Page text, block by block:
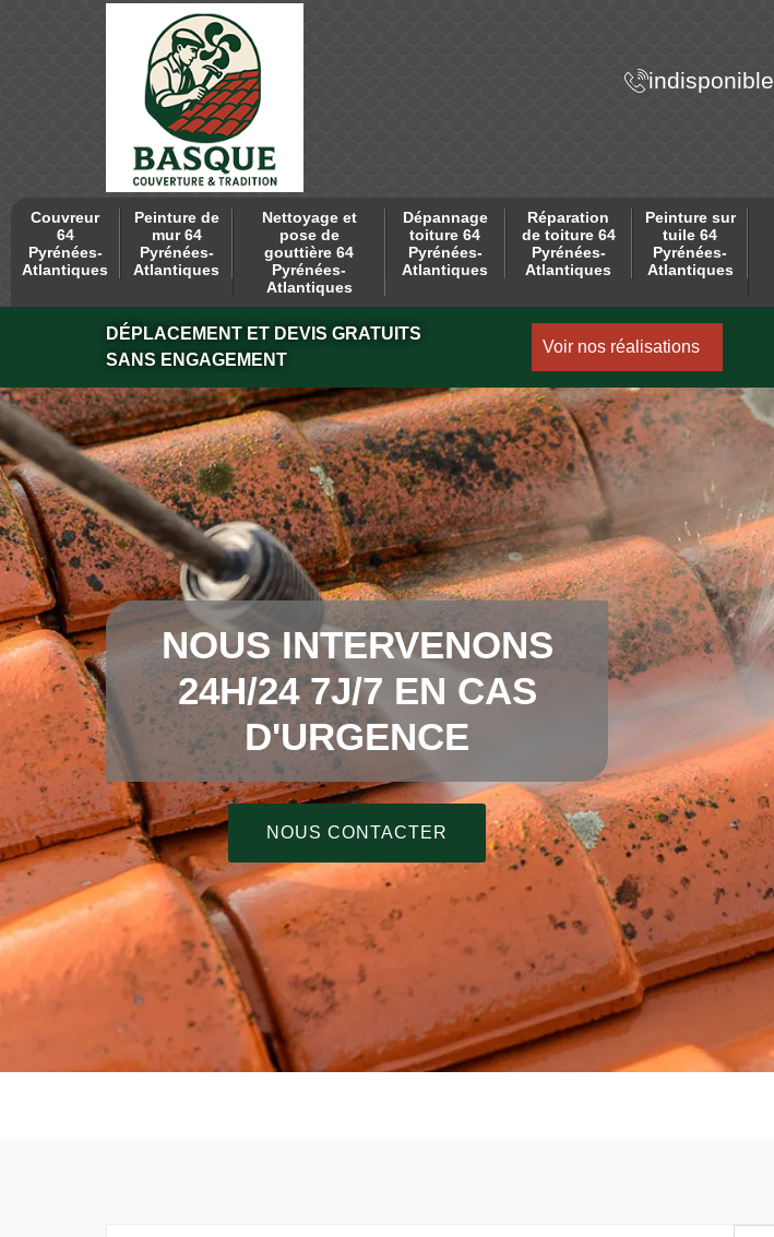
indisponible
Couvreur
64
Pyrénées-
Atlantiques
Peinture de
mur 64
Pyrénées-
Atlantiques
Nettoyage et
pose de
gouttière 64
Pyrénées-
Atlantiques
Dépannage
toiture 64
Pyrénées-
Atlantiques
Réparation
de toiture 64
Pyrénées-
Atlantiques
Peinture sur
tuile 64
Pyrénées-
Atlantiques
DÉPLACEMENT ET DEVIS GRATUITS
SANS ENGAGEMENT
Voir nos réalisations
NOUS INTERVENONS
24H/24 7J/7 EN CAS
D'URGENCE
NOUS CONTACTER